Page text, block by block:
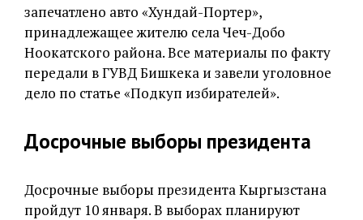
запечатлено авто «Хундай-Портер»,
принадлежащее жителю села Чеч-Добо
Ноокатского района. Все материалы по факту
передали в ГУВД Бишкека и завели уголовное
дело по статье «Подкуп избирателей».
Досрочные выборы президента
Досрочные выборы президента Кыргызстана
пройдут 10 января. В выборах планируют